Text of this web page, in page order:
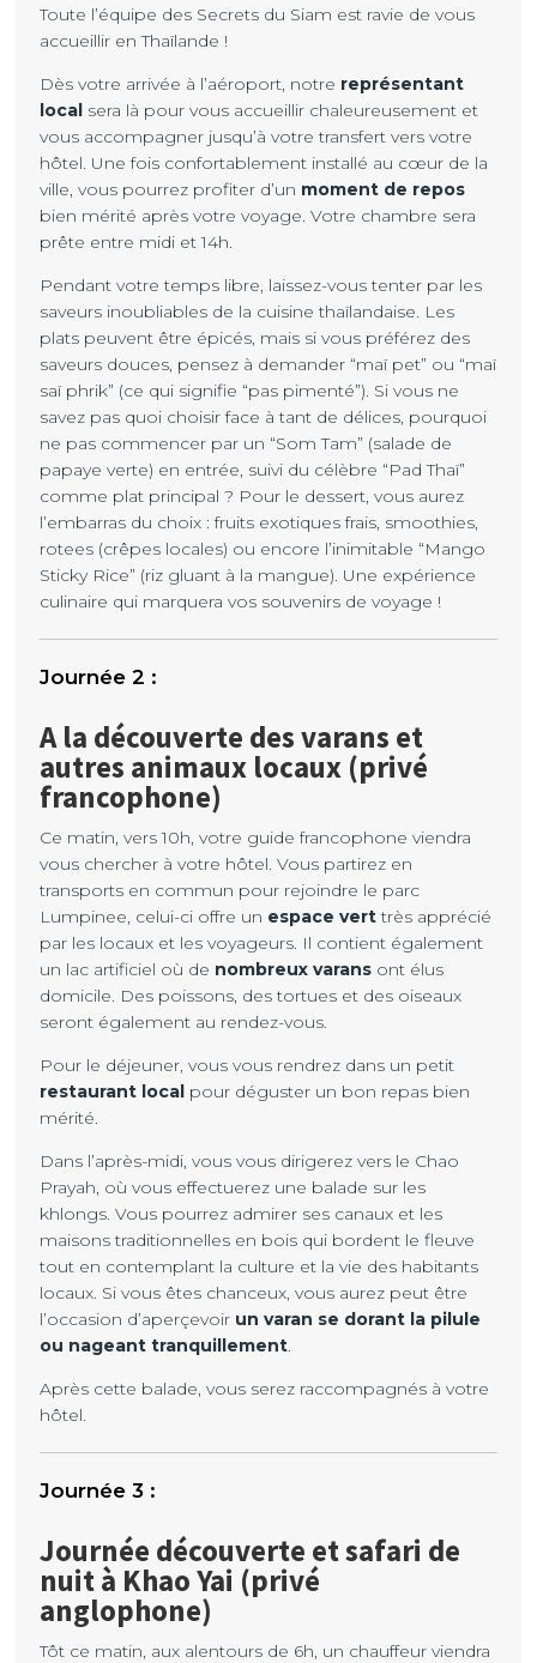
Toute l’équipe des Secrets du Siam est ravie de vous
accueillir en Thaïlande !
Dès votre arrivée à l’aéroport, notre représentant
local sera là pour vous accueillir chaleureusement et
vous accompagner jusqu’à votre transfert vers votre
hôtel. Une fois confortablement installé au cœur de la
ville, vous pourrez profiter d’un moment de repos
bien mérité après votre voyage. Votre chambre sera
prête entre midi et 14h.
Pendant votre temps libre, laissez-vous tenter par les
saveurs inoubliables de la cuisine thaïlandaise. Les
plats peuvent être épicés, mais si vous préférez des
saveurs douces, pensez à demander “maï pet” ou “maï
saï phrik” (ce qui signifie “pas pimenté”). Si vous ne
savez pas quoi choisir face à tant de délices, pourquoi
ne pas commencer par un “Som Tam” (salade de
papaye verte) en entrée, suivi du célèbre “Pad Thaï”
comme plat principal ? Pour le dessert, vous aurez
l’embarras du choix : fruits exotiques frais, smoothies,
rotees (crêpes locales) ou encore l’inimitable “Mango
Sticky Rice” (riz gluant à la mangue). Une expérience
culinaire qui marquera vos souvenirs de voyage !
A la découverte des varans et
autres animaux locaux (privé
francophone)
Ce matin, vers 10h, votre guide francophone viendra
vous chercher à votre hôtel. Vous partirez en
transports en commun pour rejoindre le parc
Lumpinee, celui-ci offre un espace verttrès apprécié
par les locaux et les voyageurs. Il contient également
un lac artificiel où de nombreux varans ont élus
domicile. Des poissons, des tortues et des oiseaux
seront également au rendez-vous.
Pour le déjeuner, vous vous rendrez dans un petit
restaurant local pour déguster un bon repas bien
mérité.
Dans l’après-midi, vous vous dirigerez vers le Chao
Prayah, où vous effectuerez une balade sur les
khlongs. Vous pourrez admirer ses canaux et les
maisons traditionnelles en bois qui bordent le fleuve
tout en contemplant la culture et la vie des habitants
locaux. Si vous êtes chanceux, vous aurez peut être
l’occasion d’aperçevoir un varan se dorant la pilule
ou nageant tranquillement
Après cette balade, vous serez raccompagnés à votre
hôtel.
Journée découverte et safari de
nuit à Khao Yai (privé
anglophone)
Tôt ce matin, aux alentours de 6h, un chauffeur viendra